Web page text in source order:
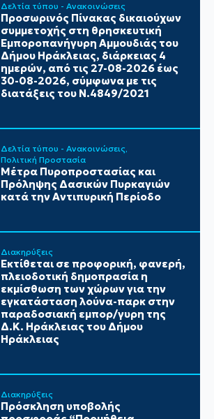
Δελτία τύπου - Ανακοινώσεις
Προσωρινός Πίνακας δικαιούχων
συμμετοχής στη θρησκευτική
Εμποροπανήγυρη Αμμουδιάς του
Δήμου Ηράκλειας, διάρκειας 4
ημερών, από τις 27-08-2026 έως
30-08-2026, σύμφωνα με τις
διατάξεις του Ν.4849/2021
Δελτία τύπου - Ανακοινώσεις
Πολιτική Προστασία
Μέτρα Πυροπροστασίας και
Πρόληψης Δασικών Πυρκαγιών
κατά την Αντιπυρική Περίοδο
Διακηρύξεις
Εκτίθεται σε προφορική, φανερή,
πλειοδοτική δημοπρασία η
εκμίσθωση των χώρων για την
εγκατάσταση λούνα-παρκ στην
παραδοσιακή εμπορ/γυρη της
Δ.Κ. Ηράκλειας του Δήμου
Ηράκλειας
Διακηρύξεις
Πρόσκληση υποβολής